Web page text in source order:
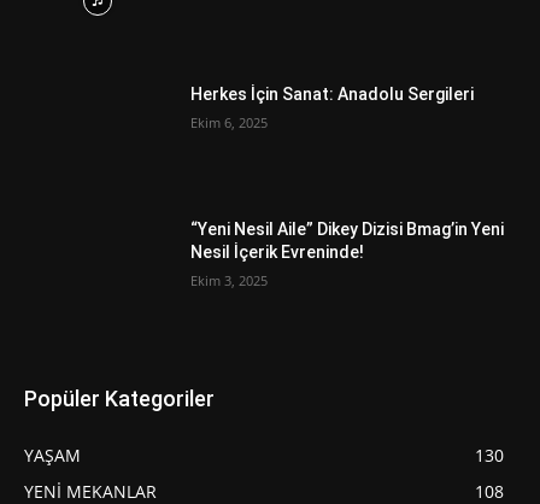
Herkes İçin Sanat: Anadolu Sergileri
Ekim 6, 2025
“Yeni Nesil Aile” Dikey Dizisi Bmag’in Yeni
Nesil İçerik Evreninde!
Ekim 3, 2025
Popüler Kategoriler
YAŞAM
130
YENİ MEKANLAR
108